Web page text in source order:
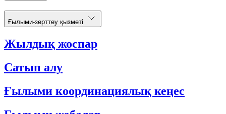
Ғылыми-зерттеу қызметі
Жылдық жоспар
Сатып алу
Ғылыми координациялық кеңес